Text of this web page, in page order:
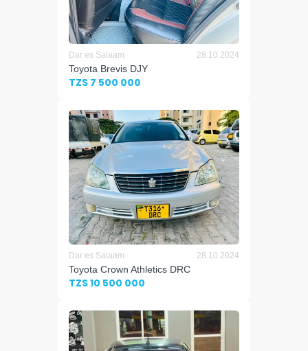
Dar es Salaam 28.10.2024
Toyota Brevis DJY
TZS 7 500 000
Dar es Salaam 28.10.2024
Toyota Crown Athletics DRC
TZS 10 500 000